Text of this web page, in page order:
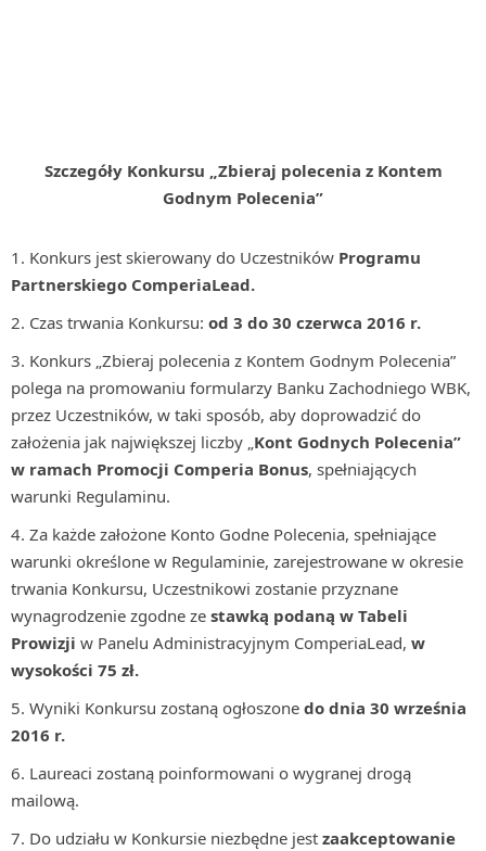
Szczegóły Konkursu „Zbieraj polecenia z Kontem
Godnym Polecenia”
Konkurs jest skierowany do Uczestników Programu
Partnerskiego ComperiaLead.
Czas trwania Konkursu: od 3 do 30 czerwca 2016 r.
Konkurs „Zbieraj polecenia z Kontem Godnym Polecenia”
polega na promowaniu formularzy Banku Zachodniego WBK,
przez Uczestników, w taki sposób, aby doprowadzić do
założenia jak największej liczby „Kont Godnych Polecenia”
w ramach Promocji Comperia Bonus, spełniających
warunki Regulaminu.
Za każde założone Konto Godne Polecenia, spełniające
warunki określone w Regulaminie, zarejestrowane w okresie
trwania Konkursu, Uczestnikowi zostanie przyznane
wynagrodzenie zgodne ze stawką podaną w Tabeli
Prowizji w Panelu Administracyjnym ComperiaLead, w
wysokości 75 zł.
Wyniki Konkursu zostaną ogłoszone do dnia 30 września
2016 r.
Laureaci zostaną poinformowani o wygranej drogą
mailową.
Do udziału w Konkursie niezbędne jest zaakceptowanie